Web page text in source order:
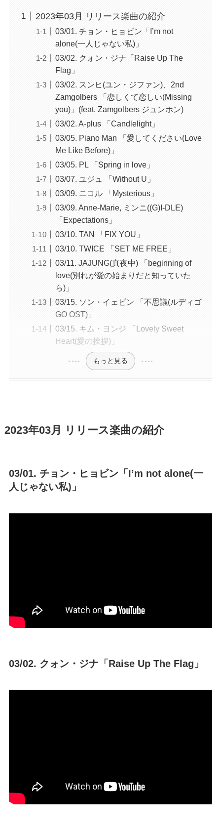
2023年03月 リリース楽曲の紹介
03/01. チョン・ヒョビン「I’m not
alone(一人じゃない私)」
03/02. クォン・ジナ「Raise Up The
Flag」
03/02. スンヒ(ユン・ジファン)、2nd
Zamgolbers 「恋しくて恋しい(Missing
you)」(feat. Zamgolbers ジュンホン)
03/02. A-plus 「Candlelight」
03/05. Piano Man 「愛してください(Love
Me Like Before)」
03/05. PL 「Spring in love」
03/07. ユジュ 「Without U」
03/09. ニコル 「Mysterious」
03/09. Anne-Marie, ミンニ((G)I-DLE)
「Expectations」
03/10. TAN 「FIX YOU」
03/10. TWICE 「SET ME FREE」
03/11. JAJUNG(真夜中) 「beginning of
love(別れが愛の始まりだと知っていた
ら)」
03/15. ソン・イェビン 「不思議(ルディゴ
GO OST)」
03/15. キム・ヨンジ 「Lovely Sweet
Heart(愛の挨拶)」
もっと見る
2023年03月 リリース楽曲の紹介
03/01. チョン・ヒョビン「I’m not alone(一
人じゃない私)」
03/02. クォン・ジナ「Raise Up The Flag」